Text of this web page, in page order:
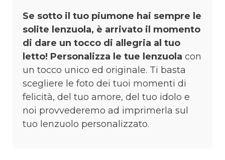
Se sotto il tuo piumone hai sempre le
solite lenzuola, è arrivato il momento
di dare un tocco di allegria al tuo
letto! Personalizza le tue lenzuola con
un tocco unico ed originale. Ti basta
scegliere le foto dei tuoi momenti di
felicità, del tuo amore, del tuo idolo e
noi provvederemo ad imprimerla sul
tuo lenzuolo personalizzato.